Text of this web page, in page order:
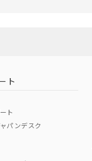
ト
ト
パンデスク